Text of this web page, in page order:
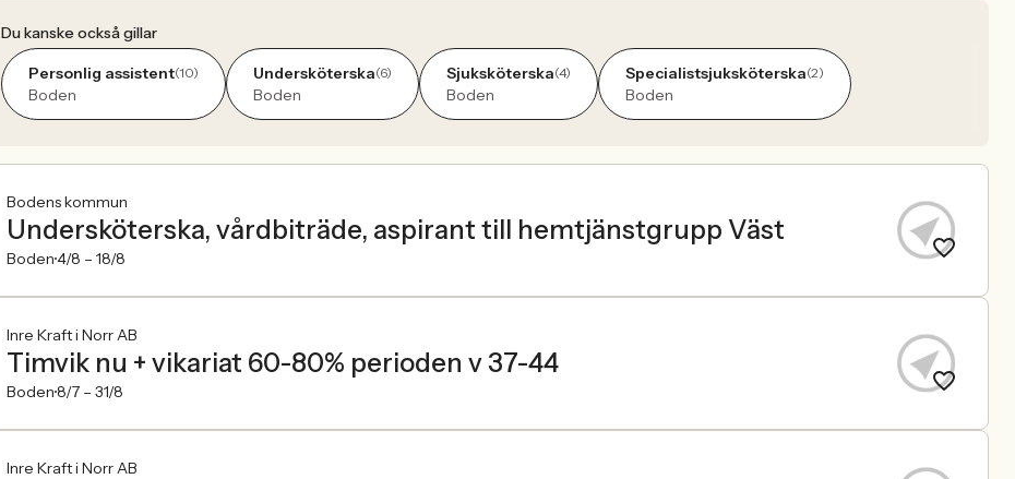
Du kanske också gillar
Personlig assistent(10)
Boden
Undersköterska(6)
Boden
Sjuksköterska(4)
Boden
Specialistsjuksköterska(2)
Boden
Bodens kommun
Undersköterska, vårdbiträde, aspirant till hemtjänstgrupp Väst
Boden4/8 – 18/8
Inre Kraft i Norr AB
Timvik nu + vikariat 60-80% perioden v 37-44
Boden8/7 – 31/8
Inre Kraft i Norr AB